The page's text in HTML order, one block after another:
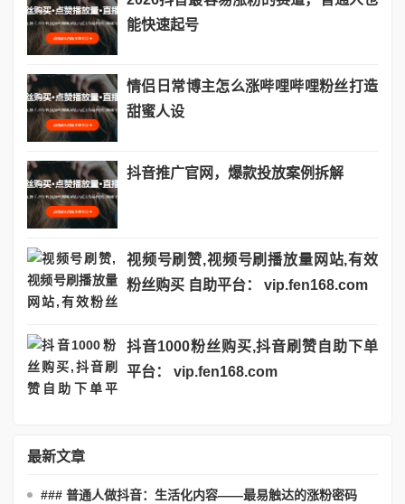
能快速起号
情侣日常博主怎么涨哔哩哔哩粉丝打造
甜蜜人设
抖音推广官网，爆款投放案例拆解
视频号刷赞,视频号刷播放量网站,有效
粉丝购买 自助平台： vip.fen168.com
抖音1000粉丝购买,抖音刷赞自助下单
平台： vip.fen168.com
最新文章
### 普通人做抖音：生活化内容——最易触达的涨粉密码